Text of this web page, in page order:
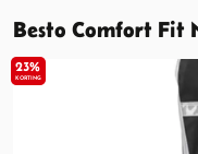
23%
KORTING
Besto Comfort Fit